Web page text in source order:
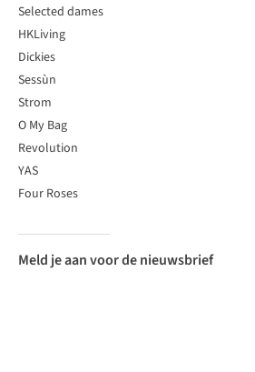
Selected dames
HKLiving
Dickies
Sessùn
Strom
O My Bag
Revolution
YAS
Four Roses
Meld je aan voor de nieuwsbrief